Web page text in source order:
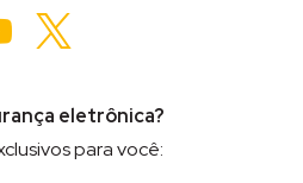
YouTube
eletrônica?
para você: